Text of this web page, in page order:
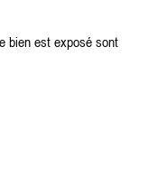
bien est exposé sont